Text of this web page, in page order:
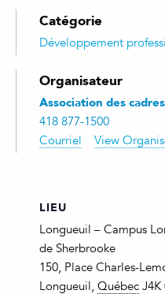
Catégorie
Développement
Organisateur
Association des
418 877-1500
Courriel
View
LIEU
Longueuil – Campus
de Sherbrooke
150, Place Charles-
Longueuil, Québec J4K